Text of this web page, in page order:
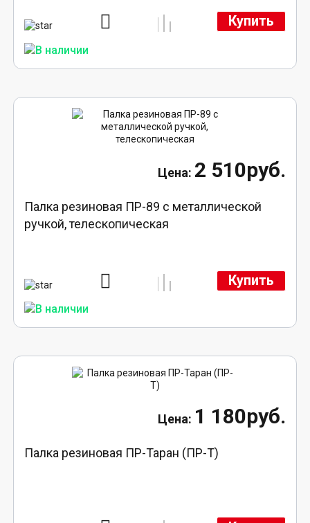
Купить
2 510руб.
Палка резиновая ПР-89 с металлической
ручкой, телескопическая
Купить
1 180руб.
Палка резиновая ПР-Таран (ПР-Т)